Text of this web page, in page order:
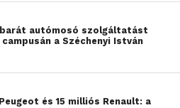
WIFI, Sony STARVIS
Pro(1080p/60 fps
WIFI)
autómosó szolgáltatást
a Széchenyi István
és 15 milliós Renault: a